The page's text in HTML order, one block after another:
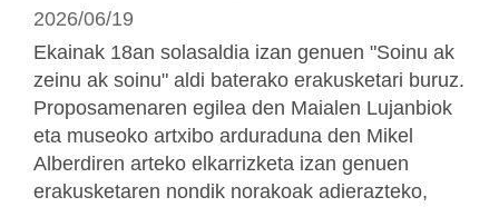
2026/06/19
Ekainak 18an solasaldia izan genuen "Soinu ak
zeinu ak soinu" aldi baterako erakusketari buruz.
Proposamenaren egilea den Maialen Lujanbiok
eta museoko artxibo arduraduna den Mikel
Alberdiren arteko elkarrizketa izan genuen
erakusketaren nondik norakoak adierazteko,